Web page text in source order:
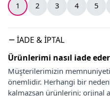
1 2 3 4 5
İADE & İPTAL
Ürünlerimi nasıl iade
Müşterilerimizin
önemlidir. Herhangi bir
kalmazsan ürünlerini; orjinal